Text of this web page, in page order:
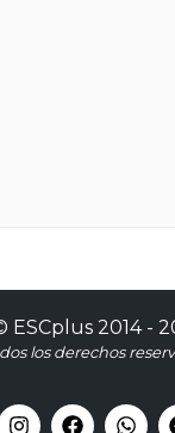
ESCplus2014 -
los derechos